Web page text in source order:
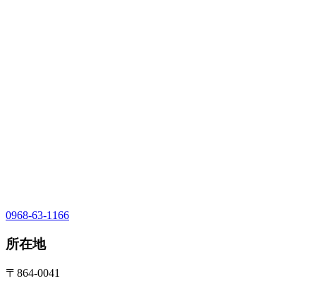
0968-63-1166
所在地
〒864-0041